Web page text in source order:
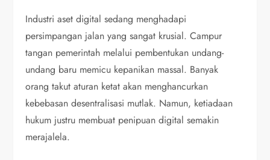
Industri aset digital sedang menghadapi
persimpangan jalan yang sangat krusial. Campur
tangan pemerintah melalui pembentukan undang-
undang baru memicu kepanikan massal. Banyak
orang takut aturan ketat akan menghancurkan
kebebasan desentralisasi mutlak. Namun, ketiadaan
hukum justru membuat penipuan digital semakin
merajalela.